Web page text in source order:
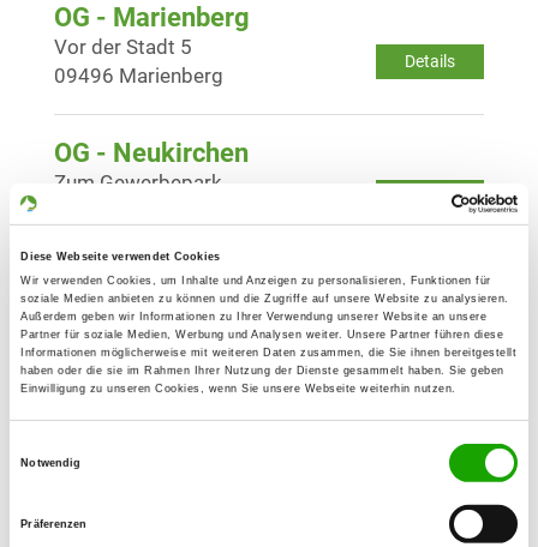
Diese Webseite verwendet Cookies
Wir verwenden Cookies, um Inhalte und Anzeigen zu personalisieren, Funktionen für
soziale Medien anbieten zu können und die Zugriffe auf unsere Website zu analysieren.
Außerdem geben wir Informationen zu Ihrer Verwendung unserer Website an unsere
Partner für soziale Medien, Werbung und Analysen weiter. Unsere Partner führen diese
Informationen möglicherweise mit weiteren Daten zusammen, die Sie ihnen bereitgestellt
haben oder die sie im Rahmen Ihrer Nutzung der Dienste gesammelt haben. Sie geben
Einwilligung zu unseren Cookies, wenn Sie unsere Webseite weiterhin nutzen.
Notwendig
Präferenzen
OG - Marienberg
Details
Vor der Stadt 5
09496 Marienberg
OG - Neukirchen
Details
Zum Gewerbepark
OG - Ursprung
Details
Alte Flockenstr. 8
09385 Ursprung
OG - Görbersdorf
Details
OG - Erdmannsdorf